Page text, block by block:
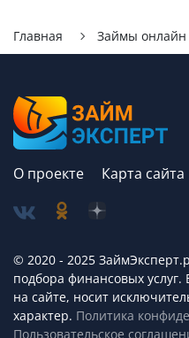
Главная Займы онлайн
О проекте Карта сайта
© 2020 - 2025
подбора финансовых
на сайте, носит
характер. Политика
Пользовательское